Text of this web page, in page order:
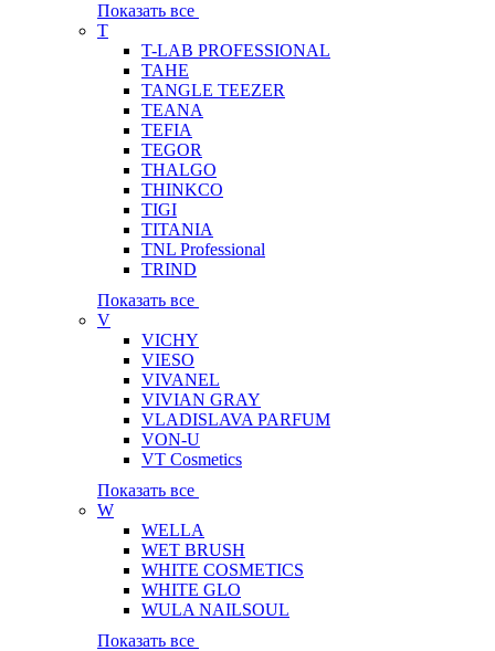
Показать все
T
T-LAB PROFESSIONAL
TAHE
TANGLE TEEZER
TEANA
TEFIA
TEGOR
THALGO
THINKCO
TIGI
TITANIA
TNL Professional
TRIND
Показать все
V
VICHY
VIESO
VIVANEL
VIVIAN GRAY
VLADISLAVA PARFUM
VON-U
VT Cosmetics
Показать все
W
WELLA
WET BRUSH
WHITE COSMETICS
WHITE GLO
WULA NAILSOUL
Показать все